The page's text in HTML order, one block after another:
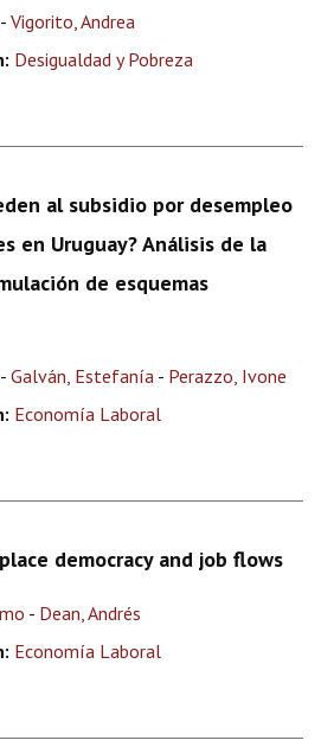
- Vigorito, Andrea
Desigualdad y Pobreza
al subsidio por desempleo
en Uruguay? Análisis de la
de esquemas
- Galván, Estefanía - Perazzo, Ivone
Economía Laboral
democracy and job flows
- Dean, Andrés
Economía Laboral